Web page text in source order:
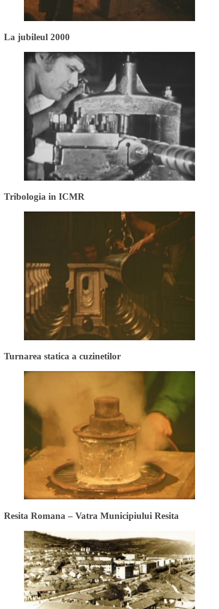
La jubileul 2000
Tribologia in ICMR
Turnarea statica a cuzinetilor
Resita Romana – Vatra Municipiului Resita